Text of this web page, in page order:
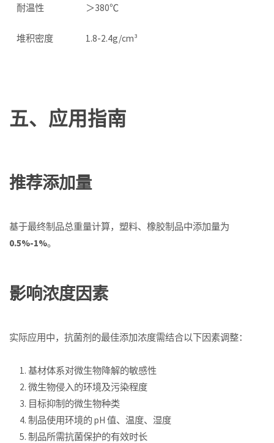
耐温性 ＞380℃
堆积密度 1.8-2.4g/cm³
五、应用指南
推荐添加量
基于最终制品总重量计算，塑料、橡胶制品中添加量为
0.5%-1%。
影响浓度因素
实际应用中，抗菌剂的最佳添加浓度需结合以下因素调整：
基材体系对微生物降解的敏感性
微生物侵入的环境及污染程度
目标抑制的微生物种类
制品使用环境的 pH 值、温度、湿度
制品所需抗菌保护的有效时长